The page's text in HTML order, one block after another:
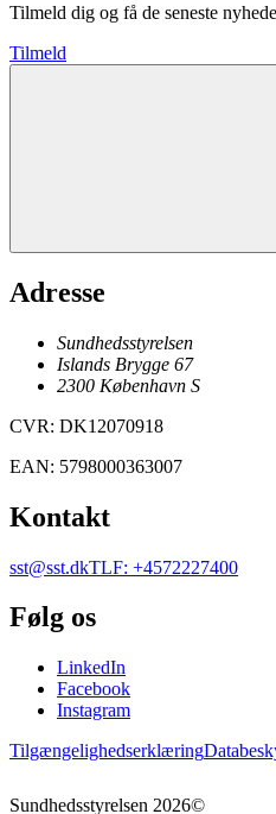
Tilmeld dig og få de seneste
Tilmeld
Adresse
Sundhedsstyrelsen
Islands Brygge 67
2300 København S
CVR: DK12070918
EAN: 5798000363007
Kontakt
sst@sst.dkTLF: +4572227400
Følg os
LinkedIn
Facebook
Instagram
Tilgængelighedserklæring
Sundhedsstyrelsen 2026©